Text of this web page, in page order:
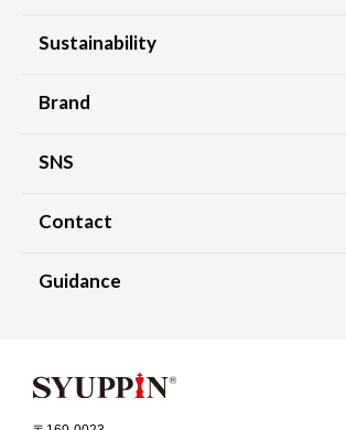
Sustainability
Brand
SNS
Contact
Guidance